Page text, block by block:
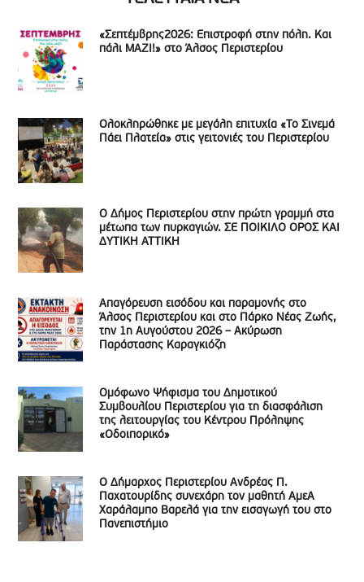
«Σεπτέμβρης2026: Επιστροφή στην πόλη. Και
πάλι ΜΑΖΙ!» στο Άλσος Περιστερίου
Ολοκληρώθηκε με μεγάλη επιτυχία «Το Σινεμά
Πάει Πλατεία» στις γειτονιές του Περιστερίου
Ο Δήμος Περιστερίου στην πρώτη γραμμή στα
μέτωπα των πυρκαγιών. ΣΕ ΠΟΙΚΙΛΟ ΟΡΟΣ ΚΑΙ
ΔΥΤΙΚΗ ΑΤΤΙΚΗ
Απαγόρευση εισόδου και παραμονής στο
Άλσος Περιστερίου και στο Πάρκο Νέας Ζωής,
την 1η Αυγούστου 2026 – Ακύρωση
Παράστασης Καραγκιόζη
Ομόφωνο Ψήφισμα του Δημοτικού
Συμβουλίου Περιστερίου για τη διασφάλιση
της λειτουργίας του Κέντρου Πρόληψης
«Οδοιπορικό»
Ο Δήμαρχος Περιστερίου Ανδρέας Π.
Παχατουρίδης συνεχάρη τον μαθητή ΑμεΑ
Χαράλαμπο Βαρελά για την εισαγωγή του στο
Πανεπιστήμιο